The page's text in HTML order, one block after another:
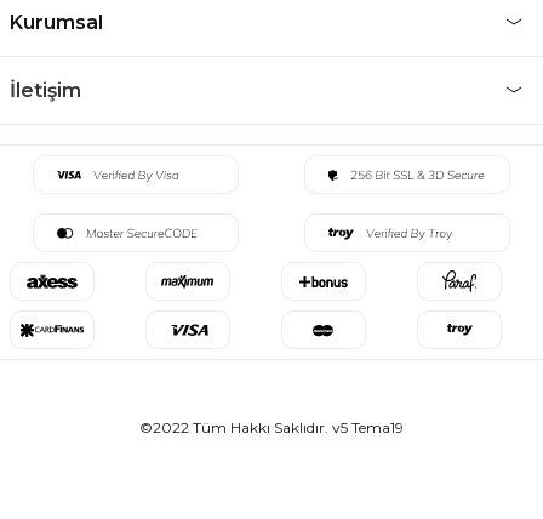
Kurumsal
İletişim
©2022 Tüm Hakkı Saklıdır. v5 Tema19